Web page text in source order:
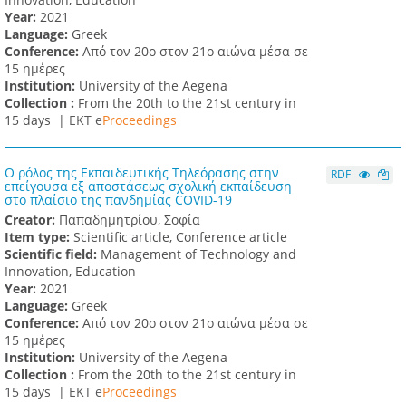
Υear: 2021
Language: Greek
Conference: Από τον 20ο στον 21ο αιώνα μέσα σε
15 ημέρες
Institution: University of the Aegena
Collection : From the 20th to the 21st century in
15 days | ΕΚΤ eProceedings
Ο ρόλος της Εκπαιδευτικής Τηλεόρασης στην
επείγουσα εξ αποστάσεως σχολική εκπαίδευση
στο πλαίσιο της πανδημίας COVID-19
Creator: Παπαδημητρίου, Σοφία
Item type: Scientific article, Conference article
Scientific field: Management of Technology and
Innovation, Education
Υear: 2021
Language: Greek
Conference: Από τον 20ο στον 21ο αιώνα μέσα σε
15 ημέρες
Institution: University of the Aegena
Collection : From the 20th to the 21st century in
15 days | ΕΚΤ eProceedings
RDF